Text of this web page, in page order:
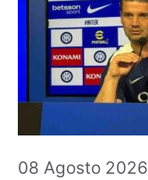
08 Agosto 2026